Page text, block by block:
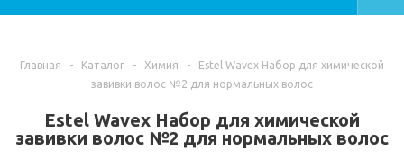
Главная - Каталог - Химия -
Estel Wavex Набор для химической
завивки волос №2 для нормальных волос
Estel Wavex Набор для химической
завивки волос №2 для нормальных волос